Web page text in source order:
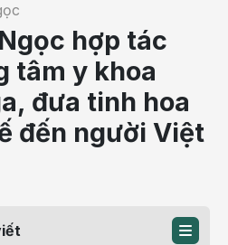
hợp tác
tâm y khoa
đưa tinh hoa
đến người Việt